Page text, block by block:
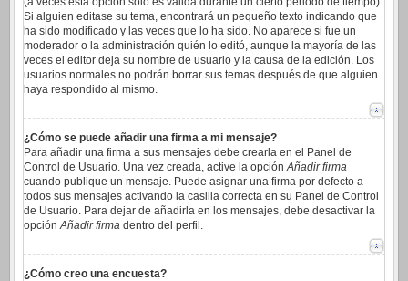
Si alguien editase su tema, encontrará un pequeño texto indicando que
ha sido modificado y las veces que lo ha sido. No aparece si fue un
moderador o la administración quién lo editó, aunque la mayoría de las
veces el editor deja su nombre de usuario y la causa de la edición. Los
usuarios normales no podrán borrar sus temas después de que alguien
haya respondido al mismo.
¿Cómo se puede añadir una firma a mi mensaje?
Para añadir una firma a sus mensajes debe crearla en el Panel de
Control de Usuario. Una vez creada, active la opciónAñadir firma
cuando publique un mensaje. Puede asignar una firma por defecto a
todos sus mensajes activando la casilla correcta en su Panel de Control
de Usuario. Para dejar de añadirla en los mensajes, debe desactivar la
opciónAñadir firma dentro del perfil.
¿Cómo creo una encuesta?